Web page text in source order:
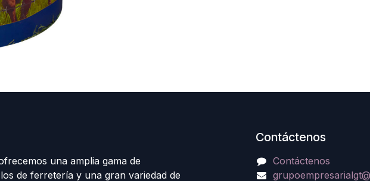
una amplia gama de
de ferretería y una gran variedad de
Contáctenos
Contáctenos